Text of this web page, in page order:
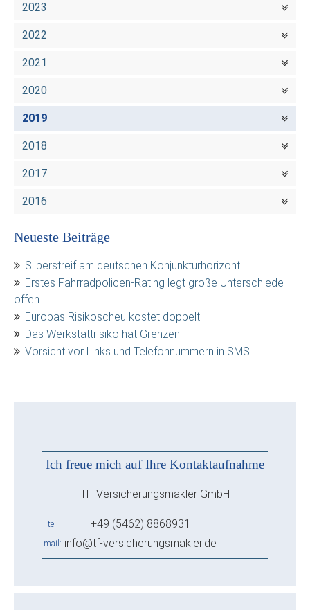
2023
2022
2021
2020
2019
2018
2017
2016
Neueste Beiträge
Silberstreif am deutschen Konjunkturhorizont
Erstes Fahrradpolicen-Rating legt große Unterschiede
offen
Europas Risikoscheu kostet doppelt
Das Werkstattrisiko hat Grenzen
Vorsicht vor Links und Telefonnummern in SMS
Ich freue mich auf Ihre Kontaktaufnahme
TF-Versicherungsmakler GmbH
tel +49 (5462) 8868931
mail info@tf-versicherungsmakler.de